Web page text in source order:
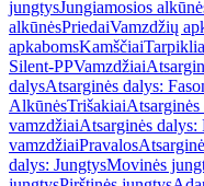
jungtysJungiamosios
alkūnėsPriedaiVamzdžių
apkabomsKamščiai
Silent-PPVamzdžiai
dalysAtsarginės dalys:
AlkūnėsTrišakiai
vamzdžiaiAtsarginės dalys:
vamzdžiaiPravalos
dalys: JungtysMovinės